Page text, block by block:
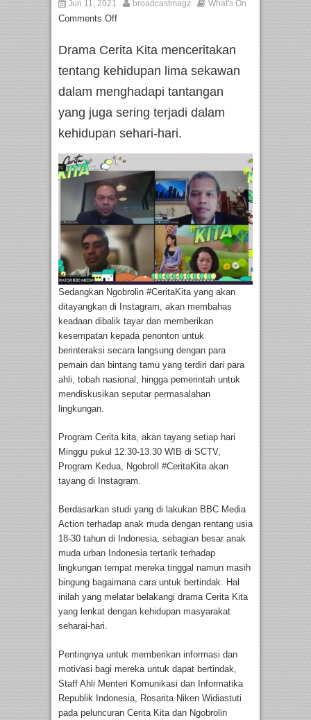
Jun 11, 2021 broadcastmagz What's On
Comments Off
Drama Cerita Kita menceritakan
tentang kehidupan lima sekawan
dalam menghadapi tantangan
yang juga sering terjadi dalam
kehidupan sehari-hari.
Sedangkan Ngobrolin #CeritaKita yang akan
ditayangkan di Instagram, akan membahas
keadaan dibalik tayar dan memberikan
kesempatan kepada penonton untuk
berinteraksi secara langsung dengan para
pemain dan bintang tamu yang terdiri dari para
ahli, tobah nasional, hingga pemerintah untuk
mendiskusikan seputar permasalahan
lingkungan.
Program Cerita kita, akan tayang setiap hari
Minggu pukul 12.30-13.30 WIB di SCTV,
Program Kedua, Ngobroll #CeritaKita akan
tayang di Instagram.
Berdasarkan studi yang di lakukan BBC Media
Action terhadap anak muda dengan rentang usia
18-30 tahun di Indonesia, sebagian besar anak
muda urban Indonesia tertarik terhadap
lingkungan tempat mereka tinggal namun masih
bingung bagaimana cara untuk bertindak. Hal
inilah yang melatar belakangi drama Cerita Kita
yang lenkat dengan kehidupan masyarakat
seharai-hari.
Pentingnya untuk memberikan informasi dan
motivasi bagi mereka untuk dapat bertindak,
Staff Ahli Menteri Komunikasi dan Informatika
Republik Indonesia, Rosarita Niken Widiastuti
pada peluncuran Cerita Kita dan Ngobrolin